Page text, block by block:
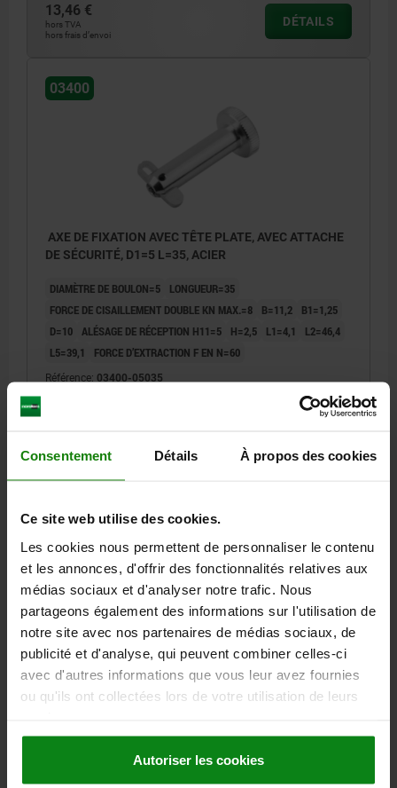
Consentement Détails À propos des cookies
Ce site web utilise des cookies.
Les cookies nous permettent de personnaliser le contenu
et les annonces, d'offrir des fonctionnalités relatives aux
médias sociaux et d'analyser notre trafic. Nous
partageons également des informations sur l'utilisation de
notre site avec nos partenaires de médias sociaux, de
publicité et d'analyse, qui peuvent combiner celles-ci
avec d'autres informations que vous leur avez fournies
ou qu'ils ont collectées lors de votre utilisation de leurs
Autoriser les cookies
13,46 €
hors TVA
hors frais d’envoi
DÉTAILS
03400
AXE DE FIXATION AVEC TÊTE PLATE, AVEC ATTACHE
DE SÉCURITÉ, D1=5 L=35, ACIER
DIAMÈTRE DE BOULON=5
LONGUEUR=35
FORCE DE CISAILLEMENT DOUBLE KN MAX.=8
B=11,2
B1=1,25
D=10 ALÉSAGE DE RÉCEPTION H11=5 H=2,5 L1=4,1
L2=46,4
L5=39,1
FORCE D’EXTRACTION F EN N=60
Référence: 03400-05035
AXE DE FIXATION AVEC TÊTE PLATE, AVEC ATTACHE
DE SÉCURITÉ, D1=5 L=40, ACIER
DIAMÈTRE DE BOULON=5 LONGUEUR=40
FORCE D’EXTRACTION F EN N=60